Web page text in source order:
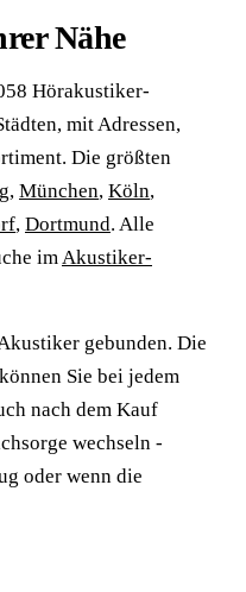
Nähe
Hörakustiker-
mit Adressen,
Die größten
, München, Köln,
, Dortmund. Alle
imAkustiker-
gebunden. Die
Sie bei jedem
nach dem Kauf
wechseln -
oder wenn die